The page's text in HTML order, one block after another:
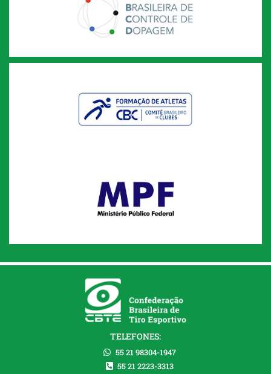
TELEFONES:
55 21 98304-1947
55 21 2223-3313